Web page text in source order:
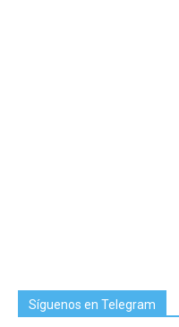
Síguenos en Telegram